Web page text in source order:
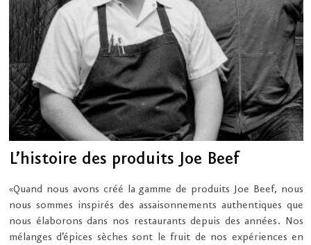
L’histoire des produits Joe Beef
«Quand nous avons créé la gamme de produits Joe Beef, nous
nous sommes inspirés des assaisonnements authentiques que
nous élaborons dans nos restaurants depuis des années. Nos
mélanges d’épices sèches sont le fruit de nos expériences en